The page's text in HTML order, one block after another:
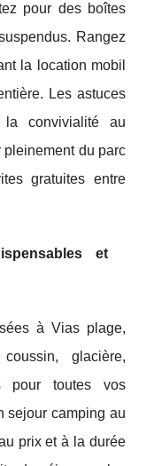
pour des boîtes
Rangez
la location mobil
Les astuces
la convivialité au
pleinement du parc
gratuites entre
et
à Vias plage,
glacière,
pour toutes vos
sejour camping au
prix et à la durée